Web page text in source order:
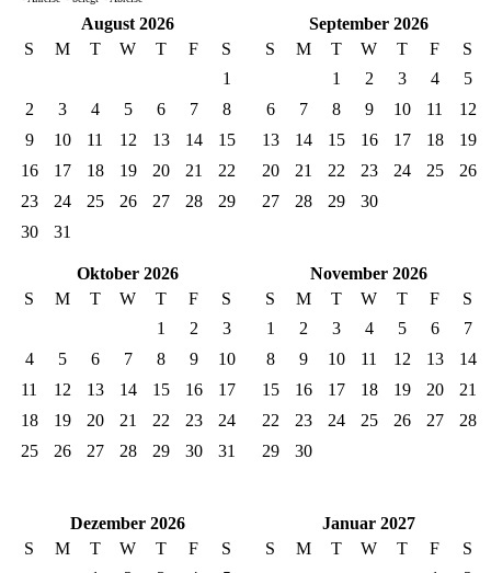
August 2026
S
M T W T F
S
1
2
3 4 5 6 7
8
9
10 11 12 13 14
15
16
17 18 19 20 21
22
23
24 25 26 27 28
29
30
31
September 2026
S
M T W T F
S
1
2 3 4
5
6
7 8 9 10 11
12
13
14 15 16 17 18
19
20
21 22 23 24 25
26
27
28 29 30
Oktober 2026
S
M T W T F
S
1
2
3
4
5 6 7 8 9
10
11
12 13 14 15 16
17
18
19 20 21 22 23
24
25
26 27 28 29 30 31
November 2026
S
M T W T F
S
1
2 3 4 5 6
7
8
9 10 11 12 13
14
15
16 17 18 19 20
21
22
23 24 25 26 27
28
29
30
Dezember 2026
S
M T W T F
S
Januar 2027
S
M T W T F
S